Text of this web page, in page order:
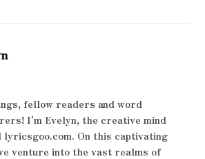
fellow readers and word
I'm Evelyn, the creative mind
lyricsgoo.com. On this captivating
venture into the vast realms of